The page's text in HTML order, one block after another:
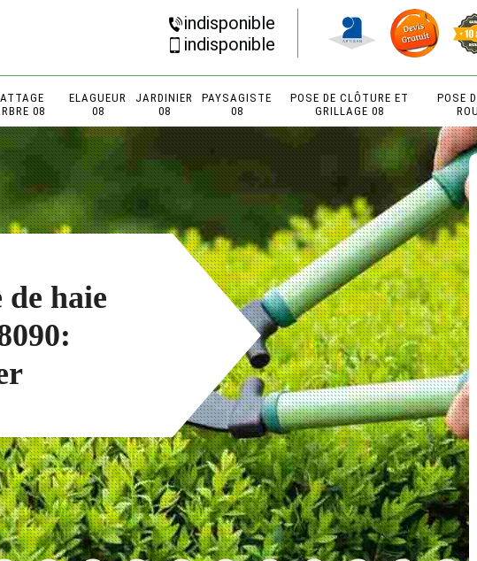
indisponible
indisponible
08
ELAGUEUR
08
JARDINIER
08
PAYSAGISTE
08
POSE DE CLÔTURE ET
GRILLAGE 08
POSE
haie